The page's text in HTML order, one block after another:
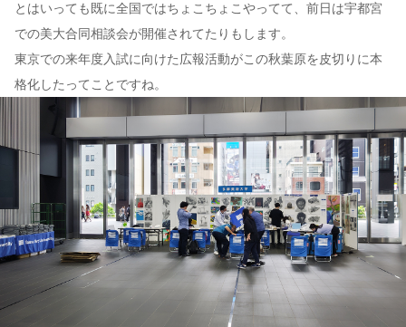
とはいっても既に全国ではちょこちょこやってて、前日は宇都宮
での美大合同相談会が開催されてたりもします。
東京での来年度入試に向けた広報活動がこの秋葉原を皮切りに本
格化したってことですね。